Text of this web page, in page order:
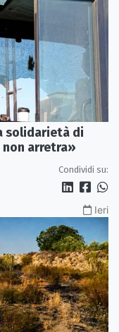
solidarietà di
non arretra»
Condividi su:
Ieri